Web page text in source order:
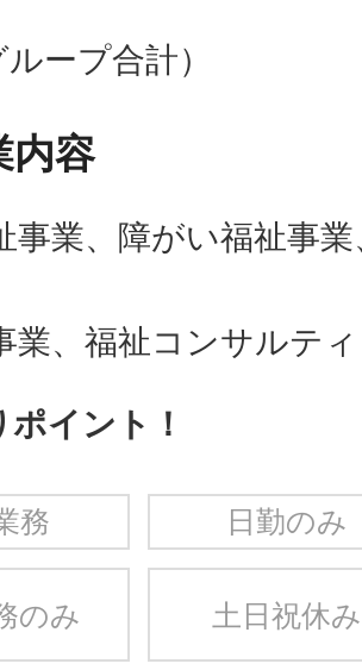
ープ合計）
内容
事業、障がい福祉事
業、福祉コンサルテ
イント！
務 日勤のみ
のみ 土日祝休み